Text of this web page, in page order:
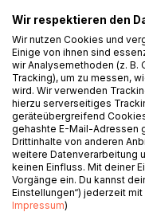
Ein Buch
"Ich habe
Wenn es
Nicht still
Gesagt,
Wir respektieren den
Wir nutzen Cookies und
Einige von ihnen sind
wir Analysemethoden (z.
Tracking), um zu messen,
wird. Wir verwenden
hierzu serverseitiges
geräteübergreifend
gehashte E-Mail-Adressen
Drittinhalte von anderen
weitere Datenverarbeitung
keinen Einfluss. Mit deiner
Vorgänge ein. Du kannst
Einstellungen“) jederzeit
Impressum)